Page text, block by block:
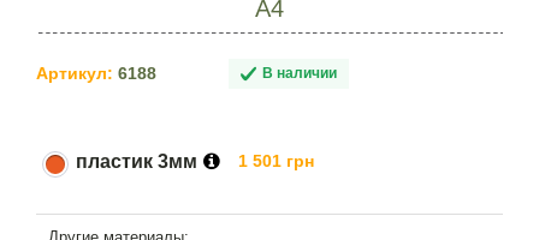
А4
Артикул: 6188 В наличии
пластик 3мм 1 501 грн